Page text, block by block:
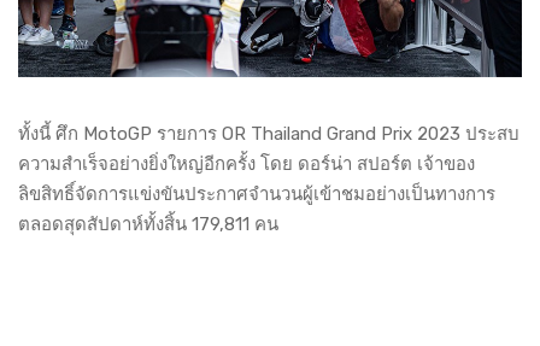
ทั้งนี้ ศึก MotoGP รายการ OR Thailand Grand Prix 2023 ประสบ
ความสำเร็จอย่างยิ่งใหญ่อีกครั้ง โดย ดอร์น่า สปอร์ต เจ้าของ
ลิขสิทธิ์จัดการแข่งขันประกาศจำนวนผู้เข้าชมอย่างเป็นทางการ
ตลอดสุดสัปดาห์ทั้งสิ้น 179,811 คน